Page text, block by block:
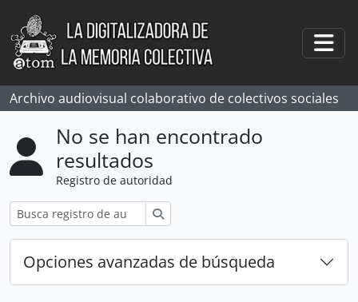
Skip to main content
Archivo audiovisual colaborativo de colectivos sociales
No se han encontrado
resultados
Registro de autoridad
Opciones avanzadas de búsqueda